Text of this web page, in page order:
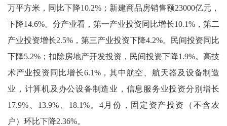
万平方米，同比下降10.2%；新建商品房销售额23000亿元，
下降14.6%。分产业看，第一产业投资同比增长10.1%，第二
产业投资增长2.5%，第三产业投资下降4.2%。民间投资同比
下降5.2%；扣除房地产开发投资，民间投资下降1.9%。高技
术产业投资同比增长6.1%，其中航空、航天器及设备制造
业，计算机及办公设备制造业，信息服务业投资分别增长
17.9%、13.9%、18.1%。4月份，固定资产投资（不含农
户）环比下降2.36%。